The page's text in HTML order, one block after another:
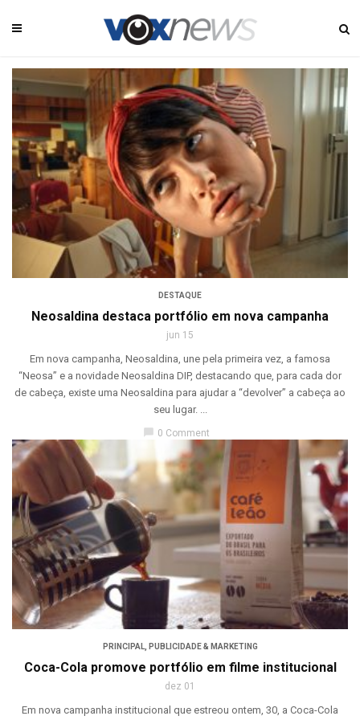
DESTAQUE
Neosaldina destaca portfólio em nova campanha
jun 15
Em nova campanha, Neosaldina, une pela primeira vez, a famosa
“Neosa” e a novidade Neosaldina DIP, destacando que, para cada dor
de cabeça, existe uma Neosaldina para ajudar a “devolver” a cabeça ao
seu lugar. ...
chat_bubble 0 Comment
PRINCIPAL, PUBLICIDADE & MARKETING
Coca-Cola promove portfólio em filme institucional
dez 01
Em nova campanha institucional que estreou ontem, 30, a Coca-Cola